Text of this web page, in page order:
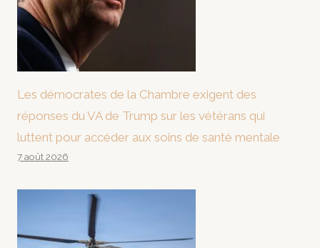
Les démocrates de la Chambre exigent des
réponses du VA de Trump sur les vétérans qui
luttent pour accéder aux soins de santé mentale
7 août 2026